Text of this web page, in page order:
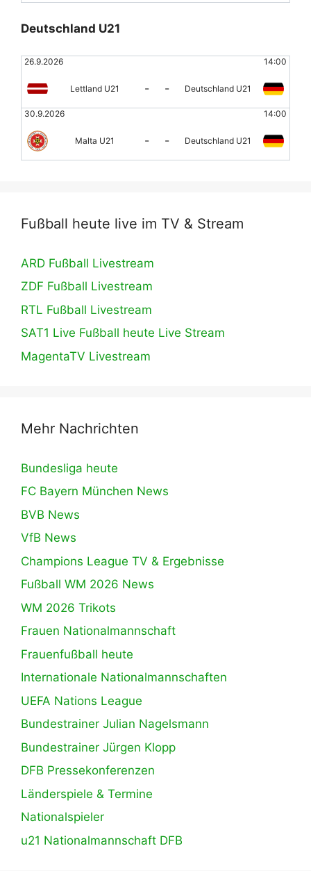
Deutschland U21
26.9.2026 14:00
Lettland U21 - - Deutschland U21
30.9.2026 14:00
Malta U21 - - Deutschland U21
Fußball heute live im TV & Stream
ARD Fußball Livestream
ZDF Fußball Livestream
RTL Fußball Livestream
SAT1 Live Fußball heute Live Stream
MagentaTV Livestream
Mehr Nachrichten
Bundesliga heute
FC Bayern München News
BVB News
VfB News
Champions League TV & Ergebnisse
Fußball WM 2026 News
WM 2026 Trikots
Frauen Nationalmannschaft
Frauenfußball heute
Internationale Nationalmannschaften
UEFA Nations League
Bundestrainer Julian Nagelsmann
Bundestrainer Jürgen Klopp
DFB Pressekonferenzen
Länderspiele & Termine
Nationalspieler
u21 Nationalmannschaft DFB